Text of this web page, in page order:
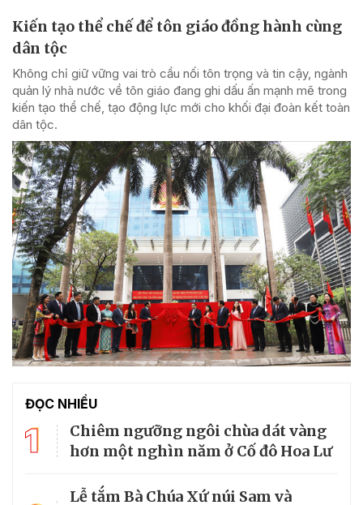
Kiến tạo thể chế để tôn giáo đồng hành cùng
dân tộc
Không chỉ giữ vững vai trò cầu nối tôn trọng và tin cậy, ngành
quản lý nhà nước về tôn giáo đang ghi dấu ấn mạnh mẽ trong
kiến tạo thể chế, tạo động lực mới cho khối đại đoàn kết toàn
dân tộc.
ĐỌC NHIỀU
1
Chiêm ngưỡng ngôi chùa dát vàng
hơn một nghìn năm ở Cố đô Hoa Lư
Lễ tắm Bà Chúa Xứ núi Sam và